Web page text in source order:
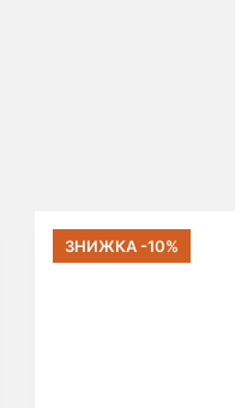
ЗНИЖКА -10%